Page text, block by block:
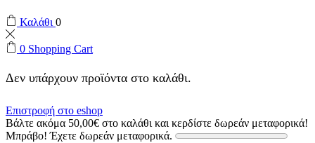
Καλάθι 0
0 Shopping Cart
Δεν υπάρχουν προϊόντα στο καλάθι.
Επιστροφή στο eshop
Βάλτε ακόμα 50,00€ στο καλάθι και κερδίστε δωρεάν μεταφορικά!
Μπράβο! Έχετε δωρεάν μεταφορικά.